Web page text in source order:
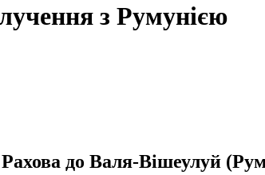
з Румунією
Рахова до Валя-Вішеулуй